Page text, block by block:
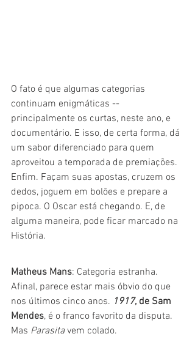
O fato é que algumas categorias
continuam enigmáticas --
principalmente os curtas, neste ano, e
documentário. E isso, de certa forma, dá
um sabor diferenciado para quem
aproveitou a temporada de premiações.
Enfim. Façam suas apostas, cruzem os
dedos, joguem em bolões e prepare a
pipoca. O Oscar está chegando. E, de
alguma maneira, pode ficar marcado na
História.
Matheus Mans: Categoria estranha.
Afinal, parece estar mais óbvio do que
nos últimos cinco anos. 1917, de Sam
Mendes, é o franco favorito da disputa.
Mas Parasita vem colado.